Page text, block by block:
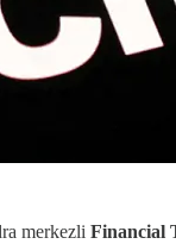
merkezli Financial